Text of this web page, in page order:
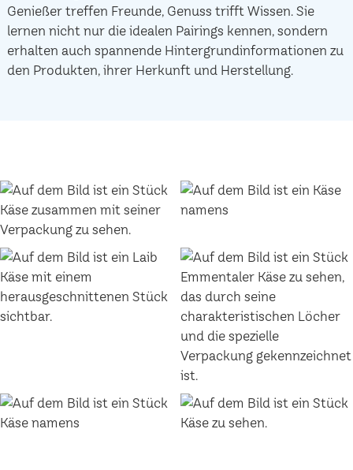
Genießer treffen Freunde, Genuss trifft Wissen. Sie
lernen nicht nur die idealen Pairings kennen, sondern
erhalten auch spannende Hintergrundinformationen zu
den Produkten, ihrer Herkunft und Herstellung.